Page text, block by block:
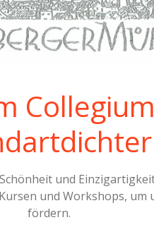
und
und Workshops, um
fördern.